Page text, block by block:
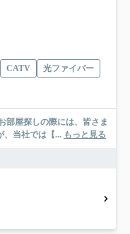
CATV
光ファイバー
、当社では【... もっと見る